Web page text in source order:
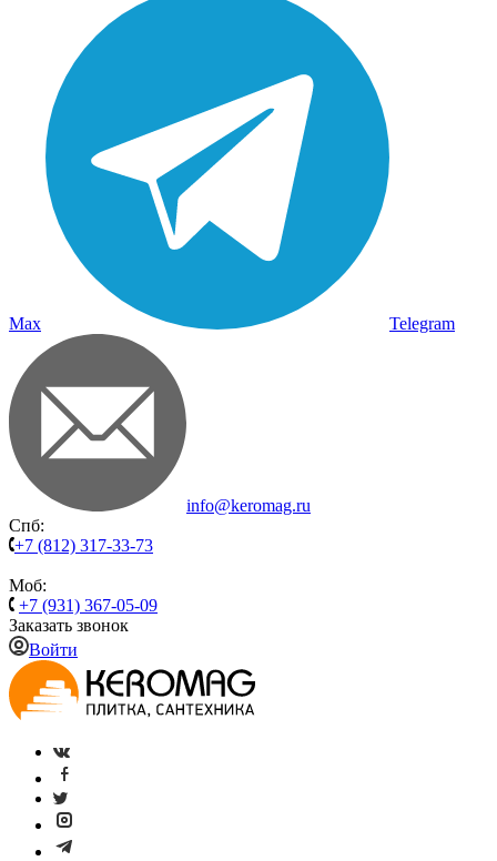
Max Telegram
info@keromag.ru
Спб:
+7 (812) 317-33-73
Моб:
+7 (931) 367-05-09
Заказать звонок
Войти